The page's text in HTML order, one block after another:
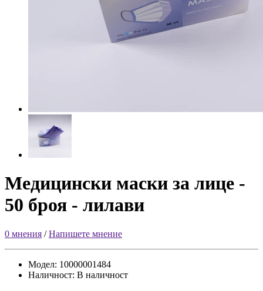
Медицински маски за лице -
50 броя - лилави
0 мнения /Напишете мнение
Модел: 10000001484
Наличност: В наличност